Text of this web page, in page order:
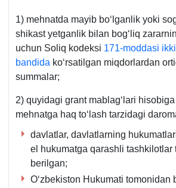
1) mehnatda mayib boʻlganlik yoki
shikast yetganlik bilan bogʻliq
uchun Soliq kodeksi 171-moddasi
bandida koʻrsatilgan miqdorlardan
summalar;
2) quyidagi grant mablagʻlari
mehnatga haq toʻlash tarzidagi
davlatlar, davlatlarning
el hukumatga qarashli tashkilotlar
berilgan;
Oʻzbekiston Hukumati tomonidan